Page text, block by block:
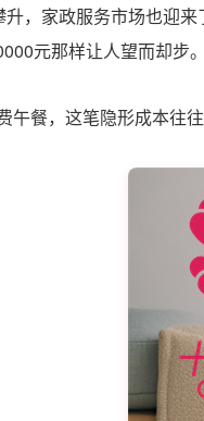
，家政服务市场也迎
元那样让人望而却步。
午餐，这笔隐形成本往